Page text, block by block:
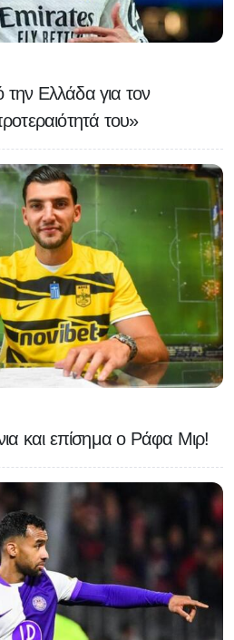
Ελλάδα για τον
του»
και επίσημα ο Ράφα Μιρ!